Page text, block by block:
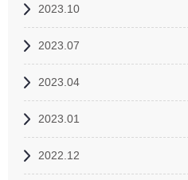
2023.10
2023.07
2023.04
2023.01
2022.12